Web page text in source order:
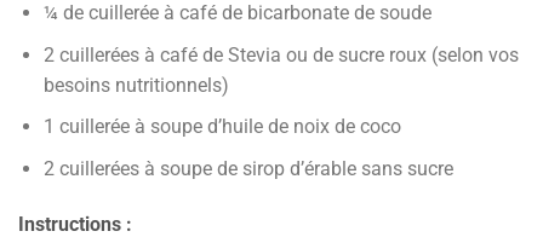
¼ de cuillerée à café de bicarbonate de soude
2 cuillerées à café de Stevia ou de sucre roux (selon vos
besoins nutritionnels)
1 cuillerée à soupe d’huile de noix de coco
2 cuillerées à soupe de sirop d’érable sans sucre
Instructions :